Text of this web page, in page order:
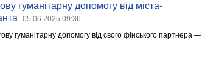
гуманітарну допомогу від міста-
05.06.2025 09:36
гуманітарну допомогу від свого фінського партнера —